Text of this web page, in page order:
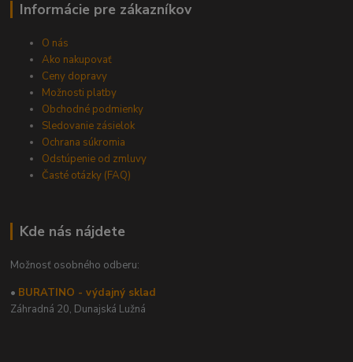
Informácie pre zákazníkov
O nás
Ako nakupovať
Ceny dopravy
Možnosti platby
Obchodné podmienky
Sledovanie zásielok
Ochrana súkromia
Odstúpenie od zmluvy
Časté otázky (FAQ)
Kde nás nájdete
Možnosť osobného odberu:
• BURATINO - výdajný sklad
Záhradná 20, Dunajská Lužná